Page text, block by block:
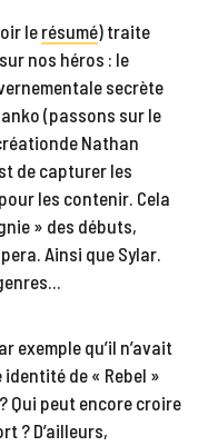
lerésumé) traite
nos héros : le
secrète
(passons sur le
Nathan
de capturer les
les contenir. Cela
» des débuts,
Ainsi que Sylar.
exemple qu’il n’avait
de « Rebel »
Qui peut encore croire
? D’ailleurs,